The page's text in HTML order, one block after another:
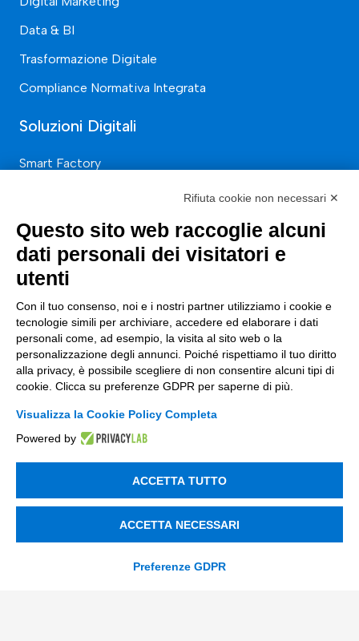
Data & BI
Trasformazione Digitale
Compliance Normativa Integrata
Soluzioni Digitali
Smart Factory
Soluzioni Custom
Soluzioni AI
Compliance
Contacts
info@tinextainnovationhub.com
+39 0522 733711
Sede Legale: Corso Mazzini, 11 42015 Correggio (RE)
Società Trasparente
© 2026 Tinexta Innovation Hub S.p.A
Rifiuta cookie non necessari ✕
Questo sito web raccoglie alcuni
dati personali dei visitatori e
utenti
Con il tuo consenso, noi e i nostri partner utilizziamo i cookie e
tecnologie simili per archiviare, accedere ed elaborare i dati
personali come, ad esempio, la visita al sito web o la
personalizzazione degli annunci. Poiché rispettiamo il tuo diritto
alla privacy, è possibile scegliere di non consentire alcuni tipi di
cookie. Clicca su preferenze GDPR per saperne di più.
Visualizza la Cookie Policy Completa
Powered by
ACCETTA TUTTO
ACCETTA NECESSARI
Preferenze GDPR